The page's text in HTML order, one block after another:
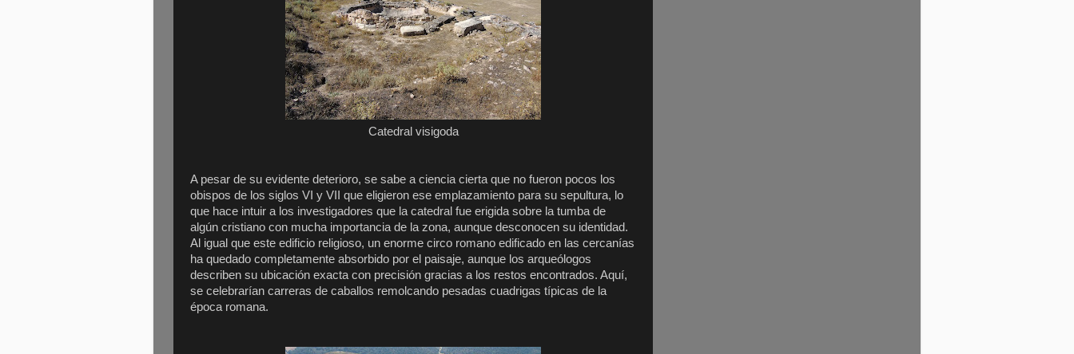
Catedral visigoda
A pesar de su evidente deterioro, se sabe a ciencia cierta que no fueron pocos los
obispos de los siglos VI y VII que eligieron ese emplazamiento para su sepultura, lo
que hace intuir a los investigadores que la catedral fue erigida sobre la tumba de
algún cristiano con mucha importancia de la zona, aunque desconocen su identidad.
Al igual que este edificio religioso, un enorme circo romano edificado en las cercanías
ha quedado completamente absorbido por el paisaje, aunque los arqueólogos
describen su ubicación exacta con precisión gracias a los restos encontrados. Aquí,
se celebrarían carreras de caballos remolcando pesadas cuadrigas típicas de la
época romana.